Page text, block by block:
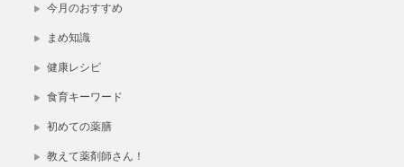
今月のおすすめ
まめ知識
健康レシピ
食育キーワード
初めての薬膳
教えて薬剤師さん！